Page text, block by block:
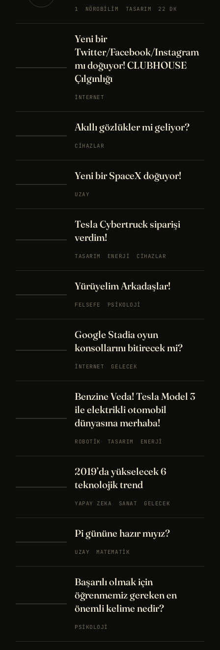
1 NÖROBILIM TASARIM 22 DK
Yeni bir
Twitter/Facebook/Instagram
mı doğuyor! CLUBHOUSE
Çılgınlığı
İNTERNET
Akıllı gözlükler mi geliyor?
CIHAZLAR
Yeni bir SpaceX doğuyor!
UZAY
Tesla Cybertruck siparişi
verdim!
TASARIM ENERJI CIHAZLAR
Yürüyelim Arkadaşlar!
FELSEFE PSIKOLOJI
Google Stadia oyun
konsollarını bitirecek mi?
İNTERNET GELECEK
Benzine Veda! Tesla Model 3
ile elektrikli otomobil
dünyasına merhaba!
ROBOTIK TASARIM ENERJI
2019’da yükselecek 6
teknolojik trend
YAPAY ZEKA SANAT GELECEK
Pi gününe hazır mıyız?
UZAY MATEMATIK
Başarılı olmak için
öğrenmemiz gereken en
önemli kelime nedir?
PSIKOLOJI